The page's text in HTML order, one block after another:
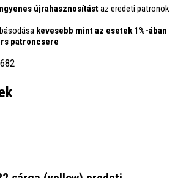
újrahasznosítástaz eredeti patronok
kevesebb mint az esetek 1%-ában
patroncsere